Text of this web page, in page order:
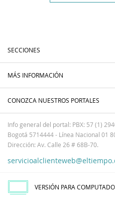
SECCIONES
MÁS INFORMACIÓN
CONOZCA NUESTROS PORTALES
Info general del portal: PBX: 57 (1)
Bogotá 5714444 - Línea Nacional 01
Dirección: Av. Calle 26 # 68B-70.
VERSIÓN PARA